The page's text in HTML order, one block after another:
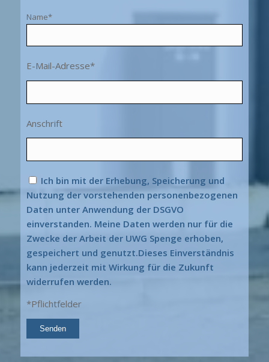
Name*
E-Mail-Adresse*
Anschrift
Ich bin mit der Erhebung, Speicherung und
Nutzung der vorstehenden personenbezogenen
Daten unter Anwendung der DSGVO
einverstanden. Meine Daten werden nur für die
Zwecke der Arbeit der UWG Spenge erhoben,
gespeichert und genutzt.Dieses Einverständnis
kann jederzeit mit Wirkung für die Zukunft
widerrufen werden.
*Pflichtfelder